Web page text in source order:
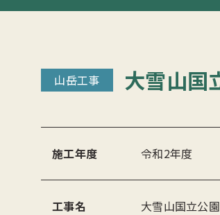
山岳工事 大雪山国
施工年度 令和2年度
工事名 大雪山国立公